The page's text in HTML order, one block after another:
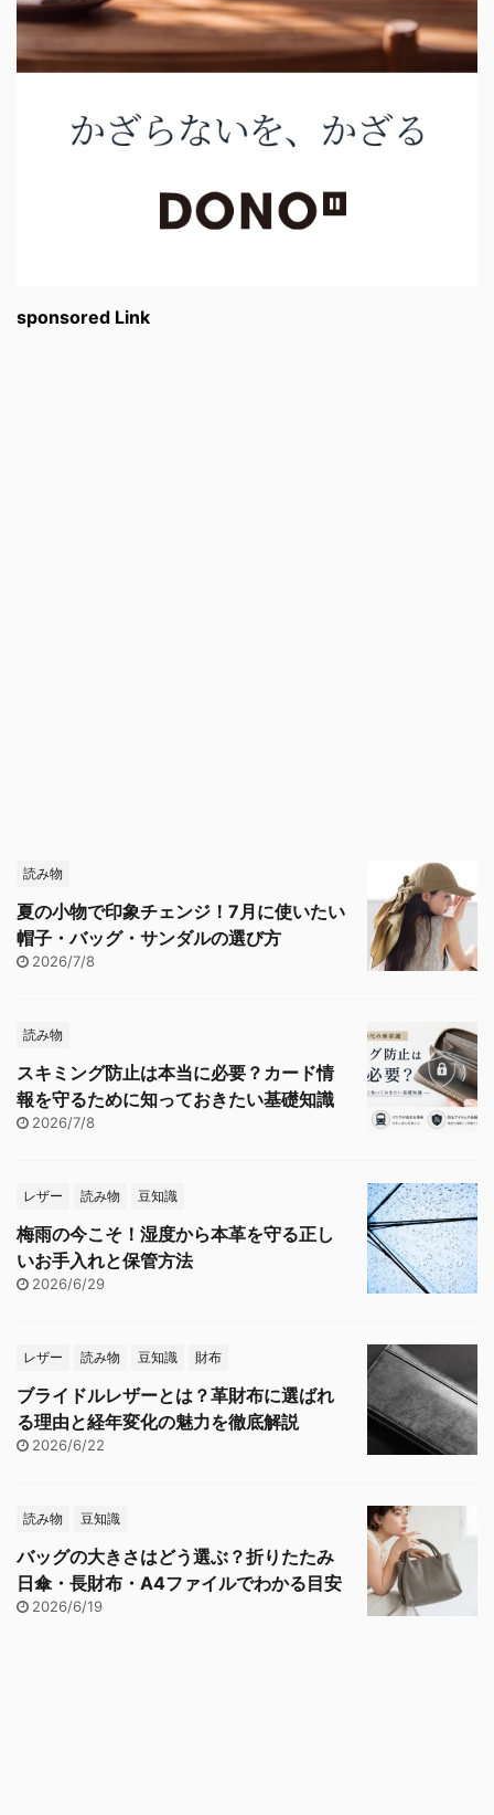
sponsored Link
読み物
夏の小物で印象チェンジ！7月に使いたい
帽子・バッグ・サンダルの選び方
2026/7/8
読み物
スキミング防止は本当に必要？カード情
報を守るために知っておきたい基礎知識
2026/7/8
レザー 読み物 豆知識
梅雨の今こそ！湿度から本革を守る正し
いお手入れと保管方法
2026/6/29
レザー 読み物 豆知識 財布
ブライドルレザーとは？革財布に選ばれ
る理由と経年変化の魅力を徹底解説
2026/6/22
読み物 豆知識
バッグの大きさはどう選ぶ？折りたたみ
日傘・長財布・A4ファイルでわかる目安
2026/6/19